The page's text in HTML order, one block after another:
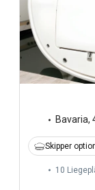
Bavaria,
Skipper
10